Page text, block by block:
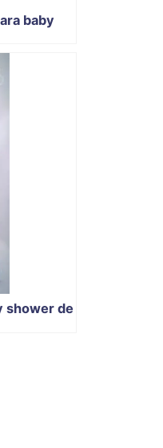
baby
shower de